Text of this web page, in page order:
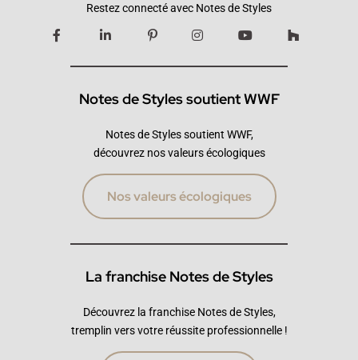
Restez connecté avec Notes de Styles
Notes de Styles soutient WWF
Notes de Styles soutient WWF,
découvrez nos valeurs écologiques
Nos valeurs écologiques
La franchise Notes de Styles
Découvrez la franchise Notes de Styles,
tremplin vers votre réussite professionnelle !